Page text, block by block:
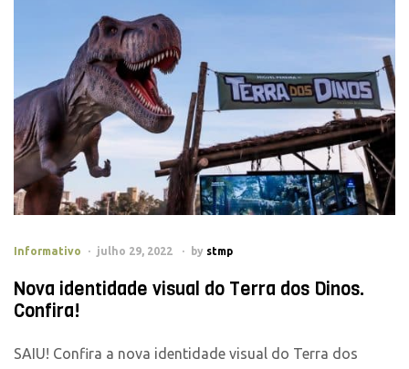
Informativo julho 29, 2022 by stmp
Nova identidade visual do Terra dos Dinos.
Confira!
SAIU! Confira a nova identidade visual do Terra dos